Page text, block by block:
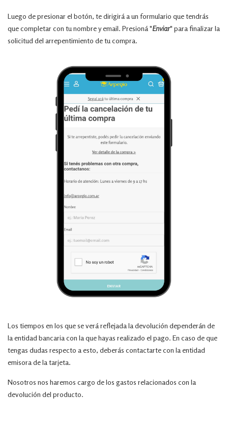
Luego de presionar el botón, te dirigirá a un formulario que tendrás
que completar con tu nombre y email. Presioná "Enviar" para finalizar la
solicitud del arrepentimiento de tu compra.
Los tiempos en los que se verá reflejada la devolución dependerán de
la entidad bancaria con la que hayas realizado el pago. En caso de que
tengas dudas respecto a esto, deberás contactarte con la entidad
emisora de la tarjeta.
Nosotros nos haremos cargo de los gastos relacionados con la
devolución del producto.